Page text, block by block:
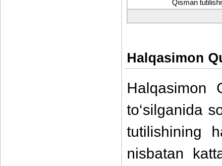
Qisman
Halqasimon
Halqasimon
to‘silganida
tutilishining
nisbatan